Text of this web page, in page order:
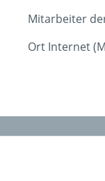
Mitarbeiter
Ort Internet